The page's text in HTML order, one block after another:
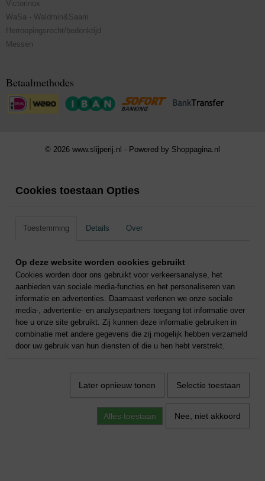
Victorinox
WaSa - Waldmin&Saam
Herroepingsrecht/bedenktijd
Messen
Betaalmethodes
© 2026 www.slijperij.nl - Powered by Shoppagina.nl
Cookies toestaan Opties
Toestemming Details Over
Op deze website worden cookies gebruikt
Cookies worden door ons gebruikt voor verkeersanalyse, het
aanbieden van sociale media-functies en het personaliseren van
informatie en advertenties. Daarnaast verlenen we onze sociale
media-, advertentie- en analysepartners toegang tot informatie over
hoe u onze site gebruikt. Zij kunnen deze informatie gebruiken in
combinatie met andere gegevens die zij mogelijk hebben verzameld
door uw gebruik van hun diensten of die u hen hebt verstrekt.
Later opnieuw tonen Selectie toestaan
Alles toestaan Nee, niet akkoord